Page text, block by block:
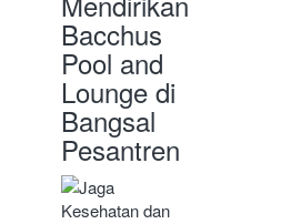
Bacchus
Pool and
Lounge di
Bangsal
Pesantren